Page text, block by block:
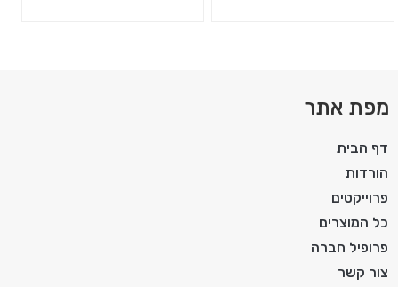
מפת אתר
דף הבית
הורדות
פרוייקטים
כל המוצרים
פרופיל חברה
צור קשר